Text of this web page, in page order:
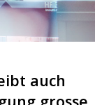
auch
grosse